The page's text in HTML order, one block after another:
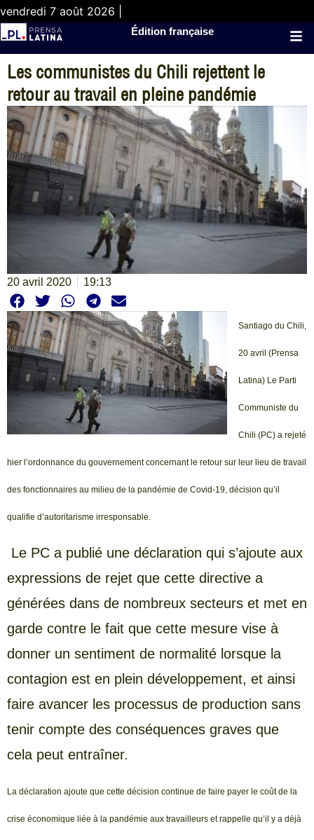
vendredi 7 août 2026 |
Édition française
Les communistes du Chili rejettent le
retour au travail en pleine pandémie
20 avril 2020 19:13
Santiago du Chili,
20 avril (Prensa
Latina) Le Parti
Communiste du
Chili (PC) a rejeté
hier l’ordonnance du gouvernement concernant le retour sur leur lieu de travail
des fonctionnaires au milieu de la pandémie de Covid-19, décision qu’il
qualifie d’autoritarisme irresponsable.
Le PC a publié une déclaration qui s’ajoute aux
expressions de rejet que cette directive a
générées dans de nombreux secteurs et met en
garde contre le fait que cette mesure vise à
donner un sentiment de normalité lorsque la
contagion est en plein développement, et ainsi
faire avancer les processus de production sans
tenir compte des conséquences graves que
cela peut entraîner.
La déclaration ajoute que cette décision continue de faire payer le coût de la
crise économique liée à la pandémie aux travailleurs et rappelle qu’il y a déjà